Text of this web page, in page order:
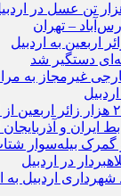
– تهران
دستگیر شد
ایران و
گمرک بیله‌سوار
در اردبیل
اردبیل به